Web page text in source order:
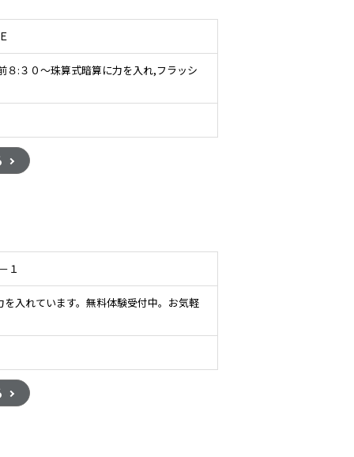
０～珠算式暗算に力を入れ,フラッシ
１
入れています。無料体験受付中。お気軽